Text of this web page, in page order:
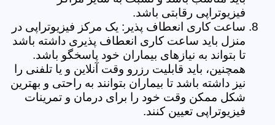
فیزیوتراپی رقابتی باشد.
ساعت کاری انعطاف پذیر: یک مرکز فیزیوتراپی در
منزل باید ساعت کاری انعطاف پذیری داشته باشد
تا بتواند به نیازهای بیماران خود پاسخگو باشد.
همچنین، باید قابلیت رزرو وقت آنلاین و یا تلفنی را
نیز داشته باشد تا بیماران بتوانند به راحتی و بهترین
شکل ممکن وقت خود را برای درمان و تمرینات
فیزیوتراپی تعیین کنند.